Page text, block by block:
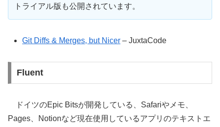
トライアル版も公開されています。
Git Diffs & Merges, but Nicer – JuxtaCode
Fluent
ドイツのEpic Bitsが開発している、Safariやメモ、
Pages、Notionなど現在使用しているアプリのテキストエ